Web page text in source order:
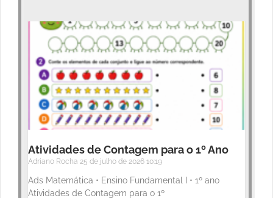
Atividades de Contagem para o 1º Ano
Adriano Rocha 25 de julho de 2026 10:19
Ads Matemática • Ensino Fundamental I • 1º ano
Atividades de Contagem para o 1º